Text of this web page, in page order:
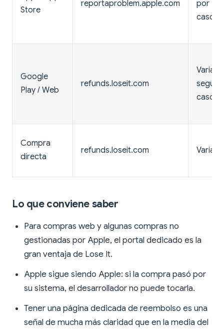
Store
reportaproblem.apple.com
por
caso
Google
Play / Web
refunds.loseit.com
según
caso
Compra
directa
refunds.loseit.com
Lo que conviene saber
Para compras web y algunas compras no
gestionadas por Apple, el portal dedicado es la
gran ventaja de Lose It.
Apple sigue siendo Apple: si la compra pasó por
su sistema, el desarrollador no puede tocarla.
Tener una página dedicada de reembolso es una
señal de mucha más claridad que en la media del